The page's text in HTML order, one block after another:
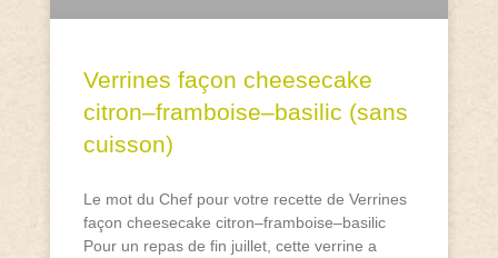
Verrines façon cheesecake
citron–framboise–basilic (sans
cuisson)
Le mot du Chef pour votre recette de Verrines
façon cheesecake citron–framboise–basilic
Pour un repas de fin juillet, cette verrine a